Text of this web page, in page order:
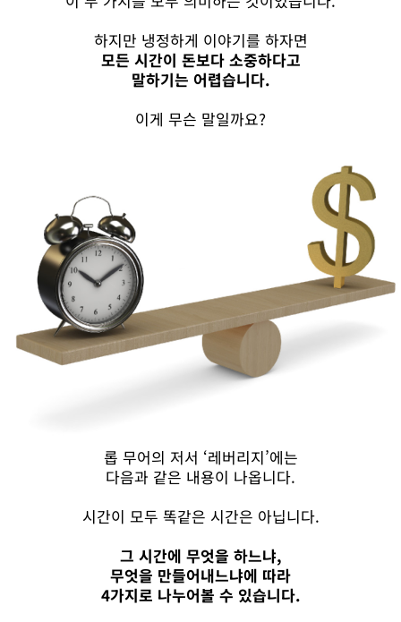
하지만 냉정하게 이야기를 하자면
모든 시간이 돈보다 소중하다고
말하기는 어렵습니다.
이게 무슨 말일까요?
롭 무어의 저서 ‘레버리지’에는
다음과 같은 내용이 나옵니다.
시간이 모두 똑같은 시간은 아닙니다.
그 시간에 무엇을 하느냐,
무엇을 만들어내느냐에 따라
4가지로 나누어볼 수 있습니다.